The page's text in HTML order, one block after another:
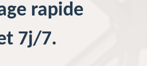
rapide
7j/7.